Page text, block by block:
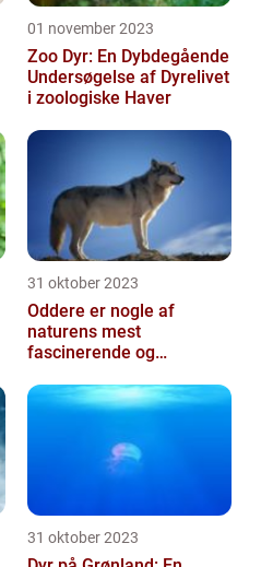
01 november 2023
Zoo Dyr: En Dybdegående
Undersøgelse af Dyrelivet
i zoologiske Haver
31 oktober 2023
Oddere er nogle af
naturens mest
fascinerende og
31 oktober 2023